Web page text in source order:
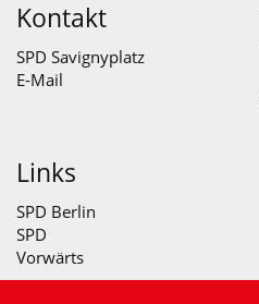
Kontakt
SPD Savignyplatz
E-Mail
Links
SPD Berlin
SPD
Vorwärts